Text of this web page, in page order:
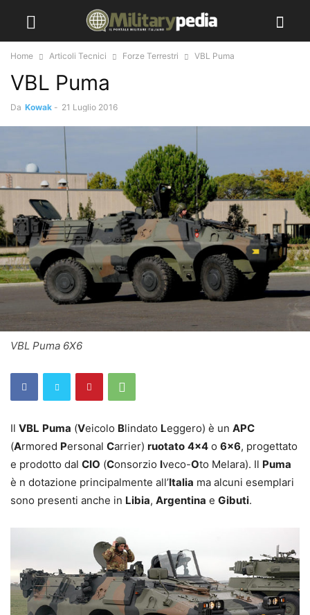
Home Articoli Tecnici Forze Terrestri VBL Puma
VBL Puma
Da Kowak - 21 Luglio 2016
VBL Puma 6X6
Il VBL Puma (Veicolo Blindato Leggero) è un APC
(Armored Personal Carrier) ruotato 4×4 o 6×6, progettato
e prodotto dal CIO (Consorzio Iveco-Oto Melara). Il Puma
è n dotazione principalmente all’Italia ma alcuni esemplari
sono presenti anche in Libia, Argentina e Gibuti.